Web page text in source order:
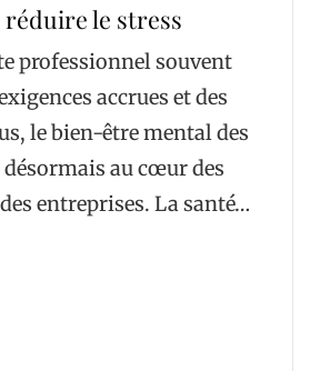
le stress
professionnel souvent
accrues et des
le bien-être mental des
désormais au cœur des
entreprises. La santé…